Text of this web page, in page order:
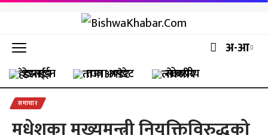
अ-आ
हेडलाईन ताजा अपडेट लोकप्रीय
समाचार